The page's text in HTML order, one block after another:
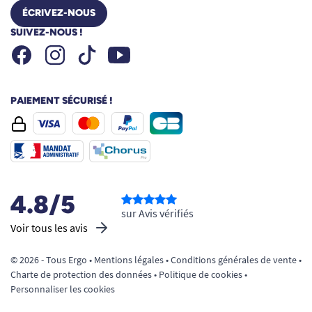
ÉCRIVEZ-NOUS
SUIVEZ-NOUS !
FacebookInstagramTiktok Youtube
PAIEMENT SÉCURISÉ !
4.8/5
Voir tous les avis
sur Avis vérifiés
© 2026 - Tous Ergo • Mentions légales•Conditions générales de vente•
Charte de protection des données• Politique de cookies•
Personnaliser les cookies